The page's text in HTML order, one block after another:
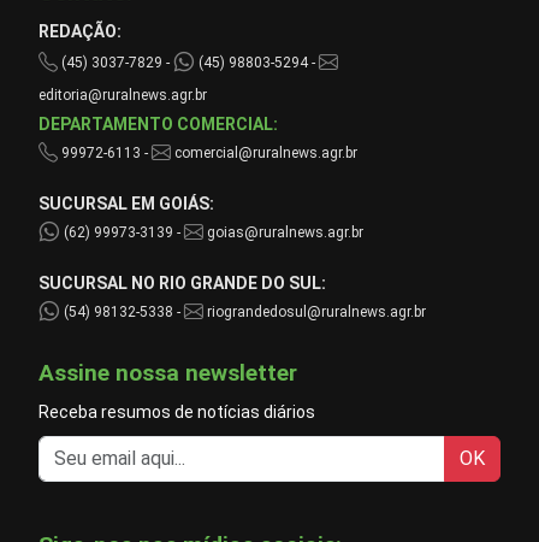
REDAÇÃO:
(45) 3037-7829 -
(45) 98803-5294 -
editoria@ruralnews.agr.br
DEPARTAMENTO COMERCIAL:
99972-6113 - comercial@ruralnews.agr.br
SUCURSAL EM GOIÁS:
(62) 99973-3139 - goias@ruralnews.agr.br
SUCURSAL NO RIO GRANDE DO SUL:
(54) 98132-5338 - riograndedosul@ruralnews.agr.br
Assine nossa newsletter
Receba resumos de notícias diários
OK